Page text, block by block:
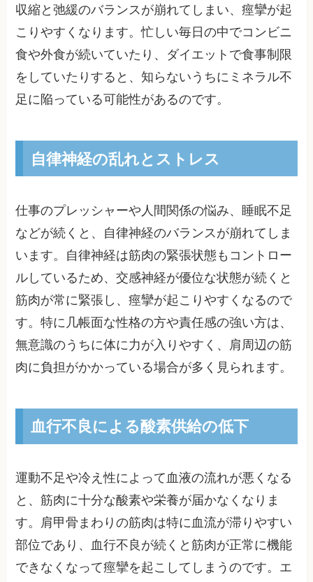
収縮と弛緩のバランスが崩れてしまい、痙攣が起
こりやすくなります。忙しい毎日の中でコンビニ
食や外食が続いていたり、ダイエットで食事制限
をしていたりすると、知らないうちにミネラル不
足に陥っている可能性があるのです。
自律神経の乱れとストレス
仕事のプレッシャーや人間関係の悩み、睡眠不足
などが続くと、自律神経のバランスが崩れてしま
います。自律神経は筋肉の緊張状態もコントロー
ルしているため、交感神経が優位な状態が続くと
筋肉が常に緊張し、痙攣が起こりやすくなるので
す。特に几帳面な性格の方や責任感の強い方は、
無意識のうちに体に力が入りやすく、肩周辺の筋
肉に負担がかかっている場合が多く見られます。
血行不良による酸素供給の低下
運動不足や冷え性によって血液の流れが悪くなる
と、筋肉に十分な酸素や栄養が届かなくなりま
す。肩甲骨まわりの筋肉は特に血流が滞りやすい
部位であり、血行不良が続くと筋肉が正常に機能
できなくなって痙攣を起こしてしまうのです。エ